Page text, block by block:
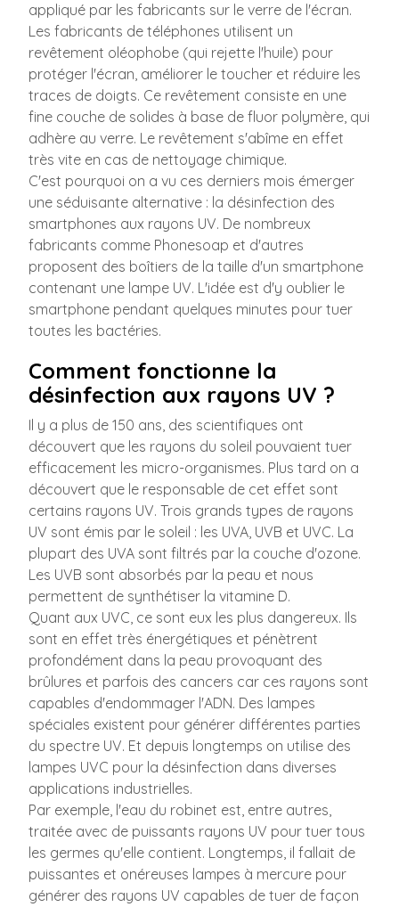
appliqué par les fabricants sur le verre de l'écran.
Les fabricants de téléphones utilisent un
revêtement oléophobe (qui rejette l'huile) pour
protéger l'écran, améliorer le toucher et réduire les
traces de doigts. Ce revêtement consiste en une
fine couche de solides à base de fluor polymère, qui
adhère au verre. Le revêtement s'abîme en effet
très vite en cas de nettoyage chimique.
C'est pourquoi on a vu ces derniers mois émerger
une séduisante alternative : la désinfection des
smartphones aux rayons UV. De nombreux
fabricants comme Phonesoap et d'autres
proposent des boîtiers de la taille d'un smartphone
contenant une lampe UV. L'idée est d'y oublier le
smartphone pendant quelques minutes pour tuer
toutes les bactéries.
Comment fonctionne la
désinfection aux rayons UV ?
Il y a plus de 150 ans, des scientifiques ont
découvert que les rayons du soleil pouvaient tuer
efficacement les micro-organismes. Plus tard on a
découvert que le responsable de cet effet sont
certains rayons UV. Trois grands types de rayons
UV sont émis par le soleil : les UVA, UVB et UVC. La
plupart des UVA sont filtrés par la couche d'ozone.
Les UVB sont absorbés par la peau et nous
permettent de synthétiser la vitamine D.
Quant aux UVC, ce sont eux les plus dangereux. Ils
sont en effet très énergétiques et pénètrent
profondément dans la peau provoquant des
brûlures et parfois des cancers car ces rayons sont
capables d'endommager l'ADN. Des lampes
spéciales existent pour générer différentes parties
du spectre UV. Et depuis longtemps on utilise des
lampes UVC pour la désinfection dans diverses
applications industrielles.
Par exemple, l'eau du robinet est, entre autres,
traitée avec de puissants rayons UV pour tuer tous
les germes qu'elle contient. Longtemps, il fallait de
puissantes et onéreuses lampes à mercure pour
générer des rayons UV capables de tuer de façon